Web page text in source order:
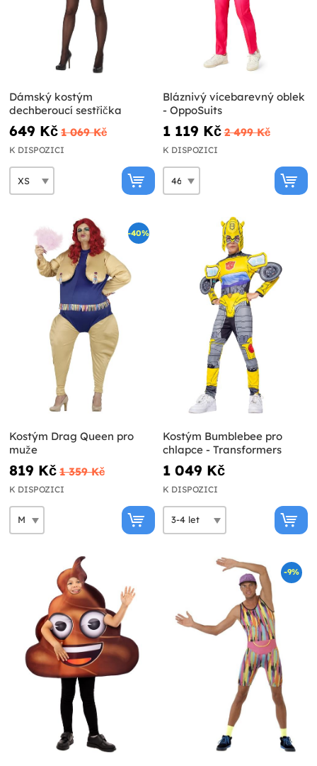
Dámský kostým
dechberoucí sestřička
649 Kč 1 069 Kč
K DISPOZICI
Bláznivý vícebarevný oblek
- OppoSuits
1 119 Kč 2 499 Kč
K DISPOZICI
-40%
Kostým Drag Queen pro
muže
819 Kč 1 359 Kč
K DISPOZICI
Kostým Bumblebee pro
chlapce - Transformers
1 049 Kč
K DISPOZICI
-9%